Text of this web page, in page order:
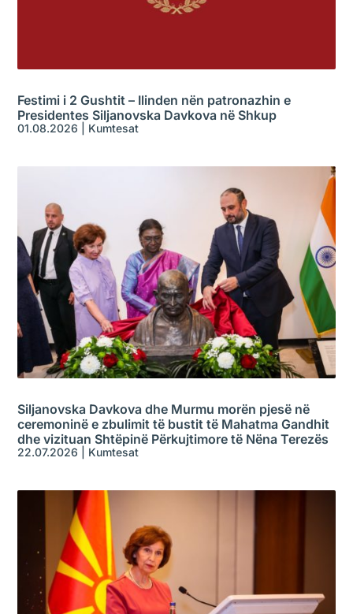
Festimi i 2 Gushtit – Ilinden nën patronazhin e
Presidentes Siljanovska Davkova në Shkup
01.08.2026 Kumtesat
Siljanovska Davkova dhe Murmu morën pjesë në
ceremoninë e zbulimit të bustit të Mahatma Gandhit
dhe vizituan Shtëpinë Përkujtimore të Nëna Terezës
22.07.2026 Kumtesat